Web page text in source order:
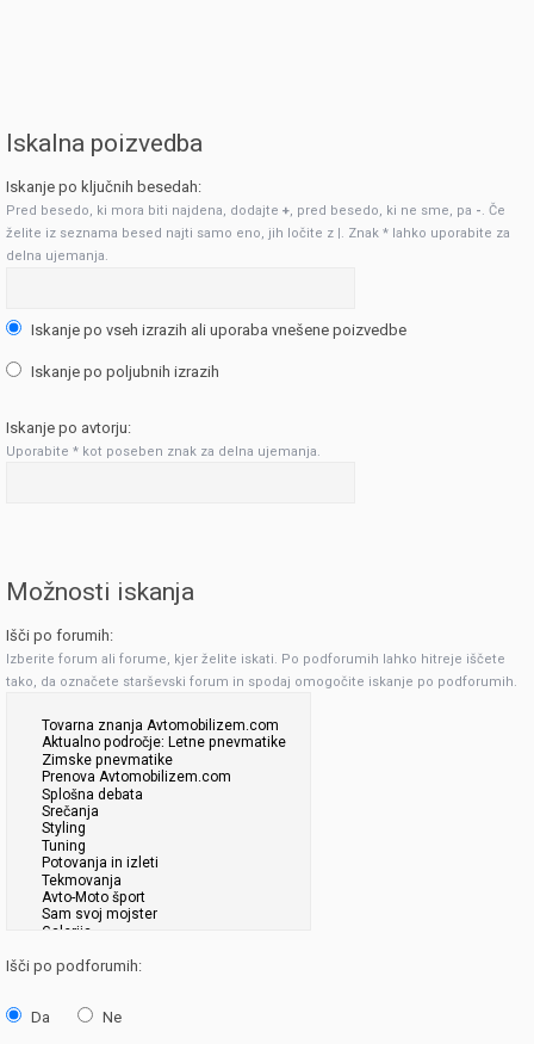
Iskalna poizvedba
Iskanje po ključnih besedah:
Pred besedo, ki mora biti najdena, dodajte +, pred besedo, ki ne sme, pa -. Če
želite iz seznama besed najti samo eno, jih ločite z |. Znak * lahko uporabite za
delna ujemanja.
Iskanje po vseh izrazih ali uporaba vnešene poizvedbe
Iskanje po poljubnih izrazih
Iskanje po avtorju:
Uporabite * kot poseben znak za delna ujemanja.
Možnosti iskanja
Išči po forumih:
Izberite forum ali forume, kjer želite iskati. Po podforumih lahko hitreje iščete
tako, da označete starševski forum in spodaj omogočite iskanje po podforumih.
Išči po podforumih:
Da Ne